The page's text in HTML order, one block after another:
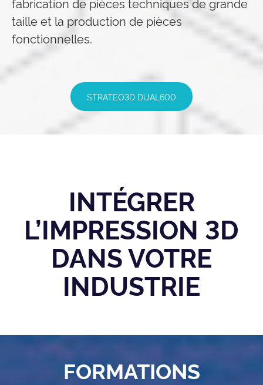
taille et la production de pièces
fonctionnelles.
STRATEO3D DUAL600
INTÉGRER
L’IMPRESSION 3D
DANS VOTRE
INDUSTRIE
FORMATIONS